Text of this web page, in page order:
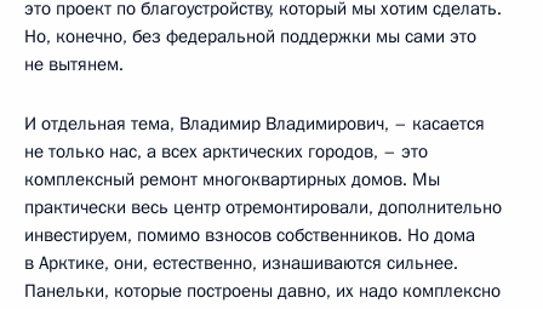
это проект по благоустройству, который мы хотим сделать.
Но, конечно, без федеральной поддержки мы сами это
не вытянем.
И отдельная тема, Владимир Владимирович, – касается
не только нас, а всех арктических городов, – это
комплексный ремонт многоквартирных домов. Мы
практически весь центр отремонтировали, дополнительно
инвестируем, помимо взносов собственников. Но дома
в Арктике, они, естественно, изнашиваются сильнее.
Панельки, которые построены давно, их надо комплексно